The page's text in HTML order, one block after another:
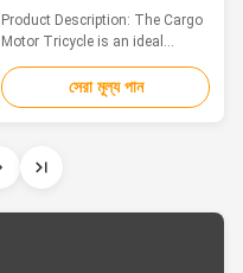
200cc 250cc
Product Description: The Cargo
Motor Tricycle is an ideal
solution for those who need to
transport heavy loads over long
distances. With its high
is the perfect choice for those
with ease. Featuring a frame ...
সেরা মূল্য পান